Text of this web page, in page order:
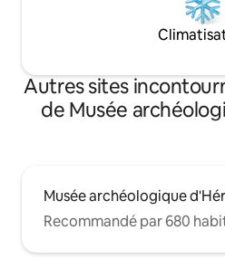
Autres sites
de Musée
Musée archéologique
Recommandé par 680